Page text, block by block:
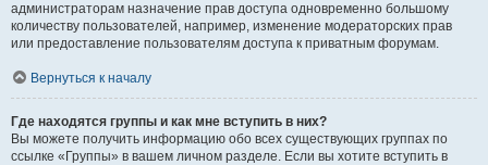
администраторам назначение прав доступа одновременно большому
количеству пользователей, например, изменение модераторских прав
или предоставление пользователям доступа к приватным форумам.
Вернуться к началу
Где находятся группы и как мне вступить в них?
Вы можете получить информацию обо всех существующих группах по
ссылке «Группы» в вашем личном разделе. Если вы хотите вступить в